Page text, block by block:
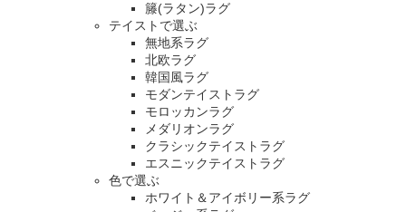
籐(ラタン)ラグ
テイストで選ぶ
無地系ラグ
北欧ラグ
韓国風ラグ
モダンテイストラグ
モロッカンラグ
メダリオンラグ
クラシックテイストラグ
エスニックテイストラグ
色で選ぶ
ホワイト＆アイボリー系ラグ